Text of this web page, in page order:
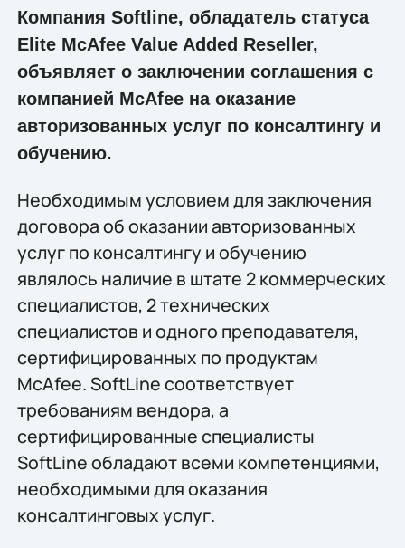
Компания Softline, обладатель статуса
Elite McAfee Value Added Reseller,
объявляет о заключении соглашения с
компанией McAfee на оказание
авторизованных услуг по консалтингу и
обучению.
Необходимым условием для заключения
договора об оказании авторизованных
услуг по консалтингу и обучению
являлось наличие в штате 2 коммерческих
специалистов, 2 технических
специалистов и одного преподавателя,
сертифицированных по продуктам
McAfee. SoftLine соответствует
требованиям вендора, а
сертифицированные специалисты
SoftLine обладают всеми компетенциями,
необходимыми для оказания
консалтинговых услуг.